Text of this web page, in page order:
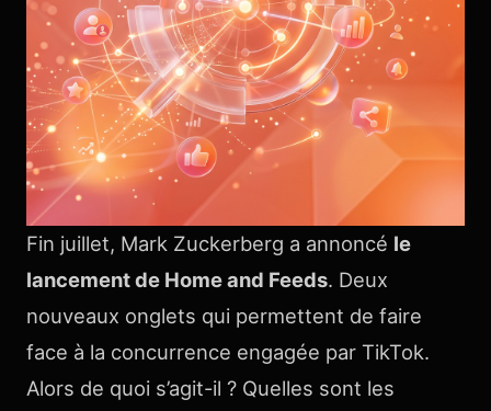
Fin juillet, Mark Zuckerberg a annoncé le
lancement de Home and Feeds. Deux
nouveaux onglets qui permettent de faire
face à la concurrence engagée par TikTok.
Alors de quoi s’agit-il ? Quelles sont les